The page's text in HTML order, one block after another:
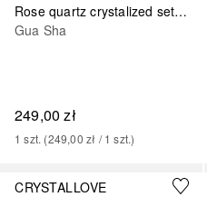
Rose quartz crystalized set – serum do twarzy z kwarcem różowym i płytka do masażu gua sha
Gua Sha
249,00 zł
1 szt. (249,00 zł / 1 szt.)
CRYSTALLOVE